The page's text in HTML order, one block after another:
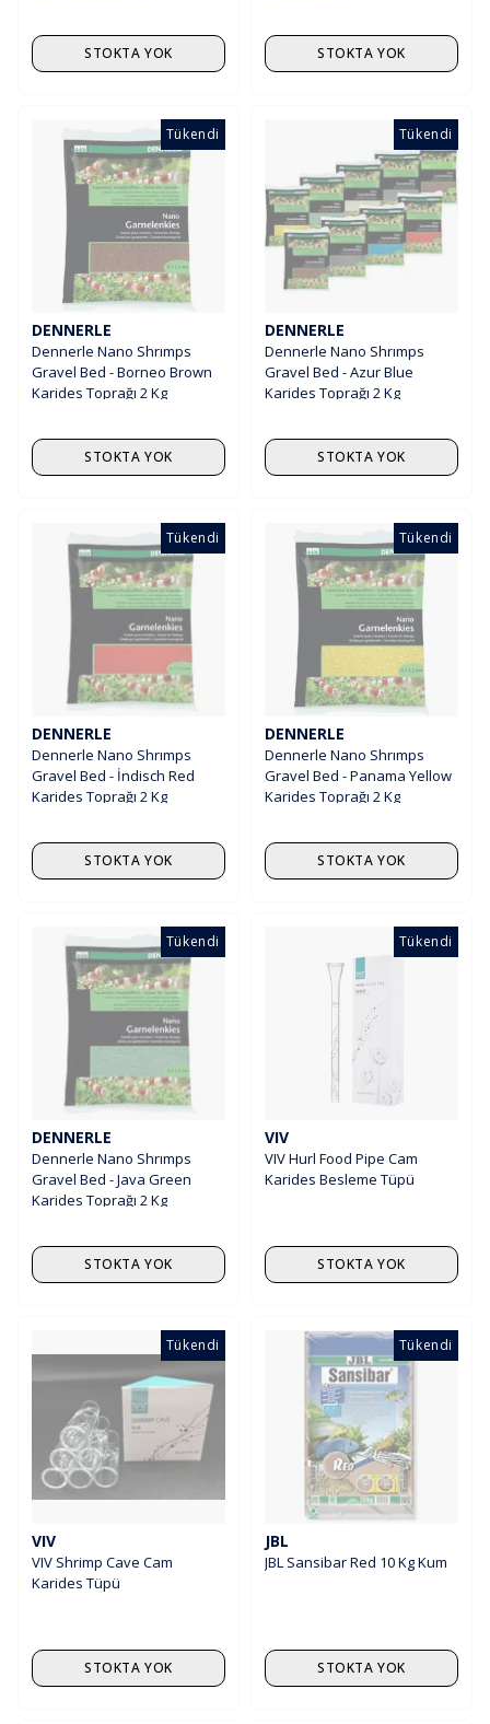
STOKTA YOK STOKTA YOK
Tükendi
DENNERLE
Dennerle Nano Shrımps
Gravel Bed - Borneo Brown
Karides Toprağı 2 Kg
STOKTA YOK
Tükendi
DENNERLE
Dennerle Nano Shrımps
Gravel Bed - Azur Blue
Karides Toprağı 2 Kg
STOKTA YOK
Tükendi
DENNERLE
Dennerle Nano Shrımps
Gravel Bed - İndisch Red
Karides Toprağı 2 Kg
STOKTA YOK
Tükendi
DENNERLE
Dennerle Nano Shrımps
Gravel Bed - Panama Yellow
Karides Toprağı 2 Kg
STOKTA YOK
Tükendi
DENNERLE
Dennerle Nano Shrımps
Gravel Bed - Java Green
Karides Toprağı 2 Kg
STOKTA YOK
Tükendi
VIV
VIV Hurl Food Pipe Cam
Karides Besleme Tüpü
STOKTA YOK
Tükendi
VIV
VIV Shrimp Cave Cam
Karides Tüpü
STOKTA YOK
Tükendi
JBL
JBL Sansibar Red 10 Kg Kum
STOKTA YOK